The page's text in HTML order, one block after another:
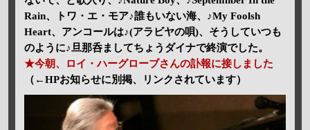
Rain、トワ・エ・モア♪誰もいない海、♪My Foolsh
Heart、アンコールは♪(アラビヤの唄)、そうしていつも
のように♪旦那呑ましてちょうダイナで終演でした。
★今朝、ロイ・ハーグローブさんの訃報に接しました
（←HPお知らせに別掲、リンクされています）